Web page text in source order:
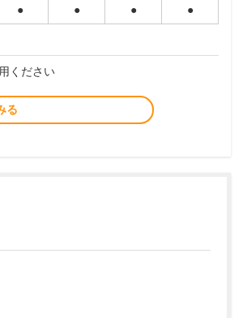
● ● ● ●
ください
る